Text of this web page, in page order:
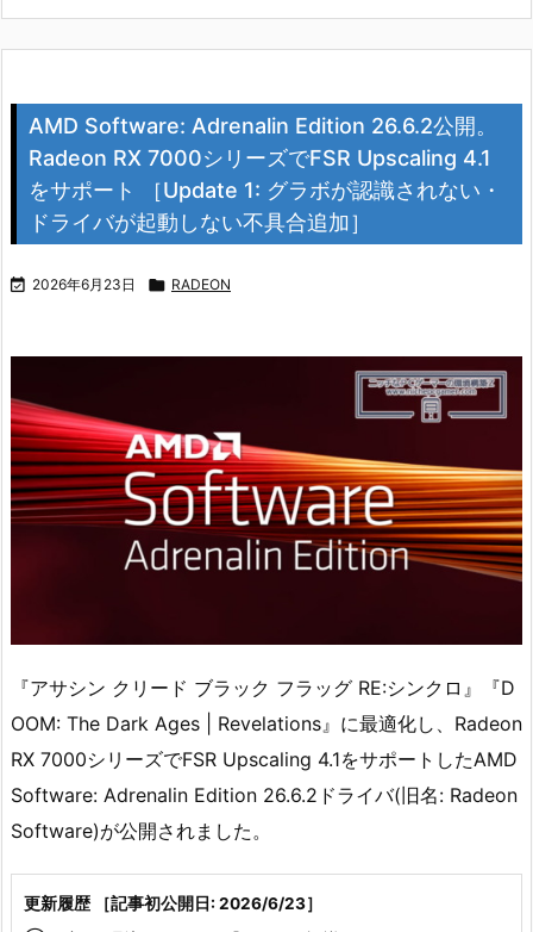
AMD Software: Adrenalin Edition 26.6.2公開。
Radeon RX 7000シリーズでFSR Upscaling 4.1
をサポート ［Update 1: グラボが認識されない・
ドライバが起動しない不具合追加］
 2026年6月23日  RADEON
『アサシン クリード ブラック フラッグ RE:シンクロ』『D
OOM: The Dark Ages | Revelations』に最適化し、Radeon
RX 7000シリーズでFSR Upscaling 4.1をサポートしたAMD
Software: Adrenalin Edition 26.6.2ドライバ(旧名: Radeon
Software)が公開されました。
更新履歴 ［記事初公開日: 2026/6/23］